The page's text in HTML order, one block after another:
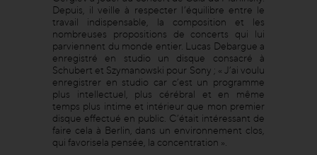
Depuis, il veille à respecter l’équilibre entre le
travail indispensable, la composition et les
nombreuses propositions de concerts qui lui
parviennent du monde entier. Lucas Debargue a
enregistré en studio un disque consacré à
Schubert et Szymanowski pour Sony ; « J’ai voulu
enregistrer en studio car c’est un programme
plus intellectuel, plus cérébral et en même
temps plus intime et intérieur que mon premier
disque effectué en public. C’était intéressant de
faire cela à Berlin, dans un environnement clos,
qui favorisela pensée, la concentration ».